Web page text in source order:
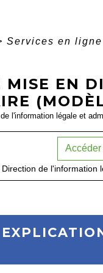
Services en
MISE EN
l'information légale et
Direction de l'information